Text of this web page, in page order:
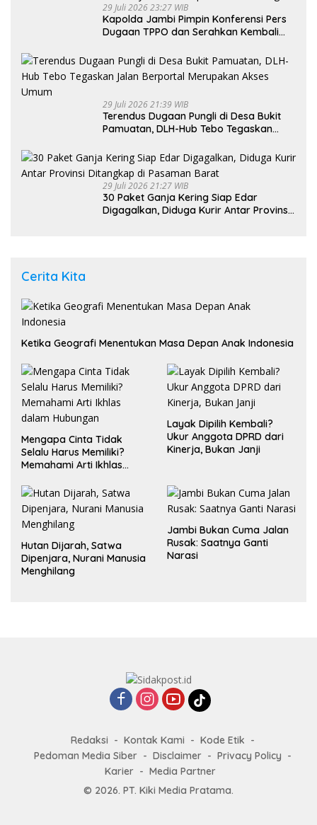
29 Juli 2026 23:27 WIB
Kapolda Jambi Pimpin Konferensi Pers
Dugaan TPPO dan Serahkan Kembali
29 Juli 2026 21:39 WIB
Terendus Dugaan Pungli di Desa Bukit
Pamuatan, DLH-Hub Tebo Tegaskan
Umum
29 Juli 2026 21:27 WIB
30 Paket Ganja Kering Siap Edar
Digagalkan, Diduga Kurir Antar Provinsi
Cerita Kita
Ketika Geografi Menentukan Masa Depan Anak Indonesia
Mengapa Cinta Tidak
Selalu Harus Memiliki?
Memahami Arti Ikhlas
Layak Dipilih Kembali?
Ukur Anggota DPRD dari
Kinerja, Bukan Janji
Hutan Dijarah, Satwa
Dipenjara, Nurani Manusia
Menghilang
Jambi Bukan Cuma Jalan
Rusak: Saatnya Ganti
Narasi
Redaksi Kontak Kami
Kode Etik
Pedoman Media Siber
Disclaimer
Privacy Policy
Karier
Media Partner
© 2026. PT. Kiki Media Pratama.